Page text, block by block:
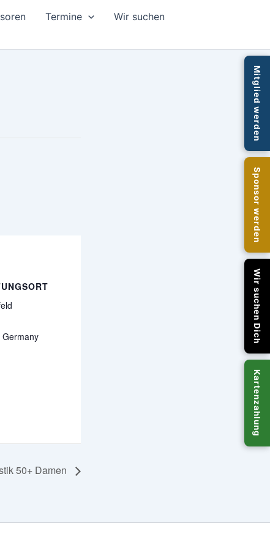
Termine
Wir suchen
Germany
50+ Damen
Mitglied werden
Sponsor werden
Wir suchen Dich
Kartenzahlung